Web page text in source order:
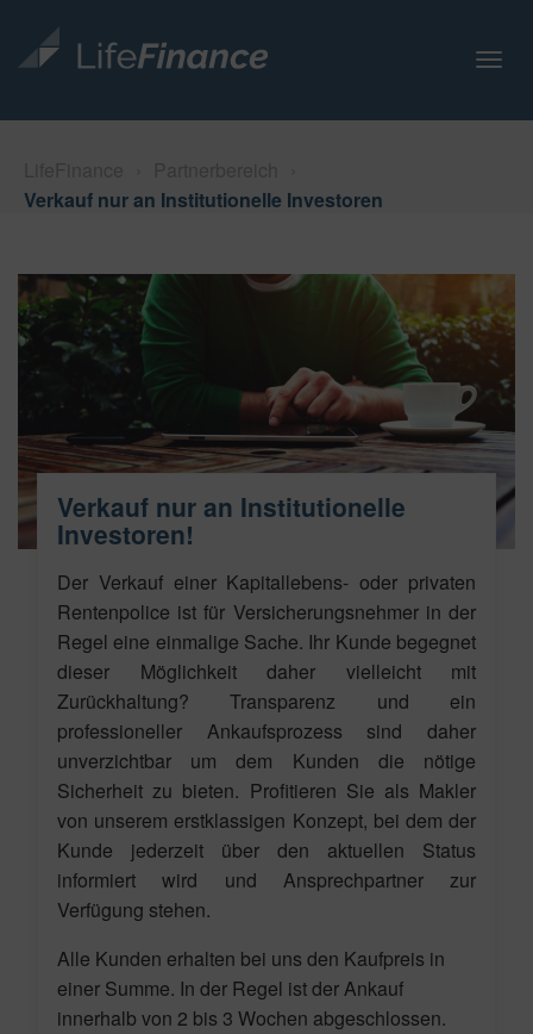
N
v
i
o
n
Verkauf nur an Institutionelle Investoren
Verkauf nur an Institutionelle
Investoren!
Der Verkauf einer Kapitallebens- oder privaten
Rentenpolice ist für Versicherungsnehmer in der
Regel eine einmalige Sache. Ihr Kunde begegnet
dieser Möglichkeit daher vielleicht mit
Zurückhaltung? Transparenz und ein
professioneller Ankaufsprozess sind daher
unverzichtbar um dem Kunden die nötige
Sicherheit zu bieten. Profitieren Sie als Makler
von unserem erstklassigen Konzept, bei dem der
Kunde jederzeit über den aktuellen Status
informiert wird und Ansprechpartner zur
Verfügung stehen.
Alle Kunden erhalten bei uns den Kaufpreis in
einer Summe. In der Regel ist der Ankauf
innerhalb von 2 bis 3 Wochen abgeschlossen.